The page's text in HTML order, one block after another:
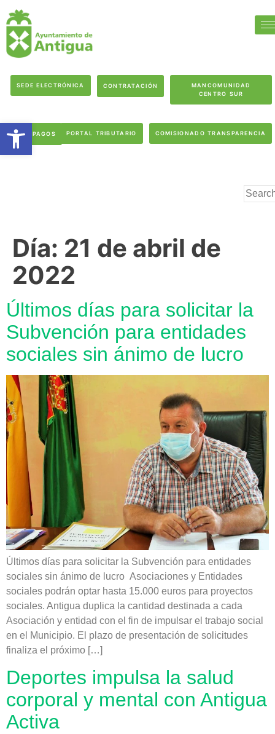
SEDE ELECTRÓNICA CONTRATACIÓN
MANCOMUNIDAD
CENTRO SUR
PAGOS PORTAL TRIBUTARIO COMISIONADO TRANSPARENCIA
Día: 21 de abril de
2022
Últimos días para solicitar la
Subvención para entidades
sociales sin ánimo de lucro
Últimos días para solicitar la Subvención para entidades
sociales sin ánimo de lucro Asociaciones y Entidades
sociales podrán optar hasta 15.000 euros para proyectos
sociales. Antigua duplica la cantidad destinada a cada
Asociación y entidad con el fin de impulsar el trabajo social
en el Municipio. El plazo de presentación de solicitudes
finaliza el próximo […]
Deportes impulsa la salud
corporal y mental con Antigua
Activa
Abrir barra de herramientas